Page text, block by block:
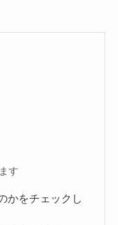
す
かをチェックし